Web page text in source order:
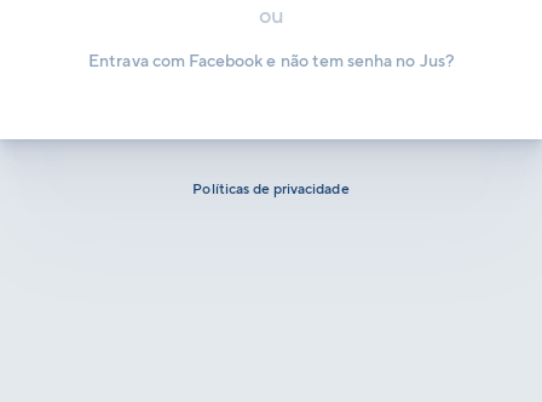
ou
Entrava com Facebook e não tem senha no Jus?
Políticas de privacidade